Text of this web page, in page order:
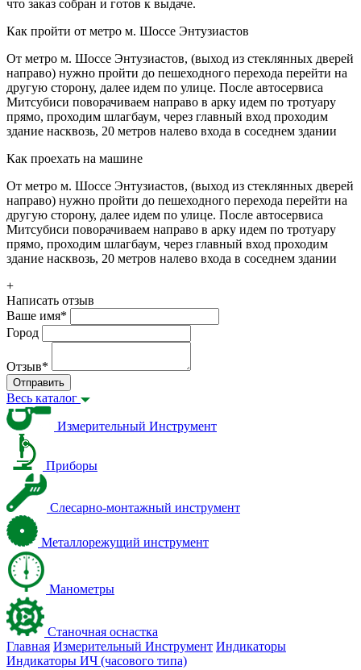
что заказ собран и готов к выдаче.
Как пройти от метро м. Шоссе Энтузиастов
От метро м. Шоссе Энтузиастов, (выход из стеклянных дверей
направо) нужно пройти до пешеходного перехода перейти на
другую сторону, далее идем по улице. После автосервиса
Митсубиси поворачиваем направо в арку идем по тротуару
прямо, проходим шлагбаум, через главный вход проходим
здание насквозь, 20 метров налево входа в соседнем здании
Как проехать на машине
От метро м. Шоссе Энтузиастов, (выход из стеклянных дверей
направо) нужно пройти до пешеходного перехода перейти на
другую сторону, далее идем по улице. После автосервиса
Митсубиси поворачиваем направо в арку идем по тротуару
прямо, проходим шлагбаум, через главный вход проходим
здание насквозь, 20 метров налево входа в соседнем здании
+
Написать отзыв
Ваше имя*
Город
Отзыв*
Отправить
Весь каталог
Измерительный Инструмент
Приборы
Слесарно-монтажный инструмент
Металлорежущий инструмент
Манометры
Станочная оснастка
Главная Измерительный Инструмент Индикаторы
Индикаторы ИЧ (часового типа)